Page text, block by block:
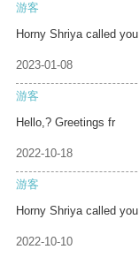
游客
Horny Shriya called you
2023-01-08
游客
Hello,? Greetings fr
2022-10-18
游客
Horny Shriya called you
2022-10-10